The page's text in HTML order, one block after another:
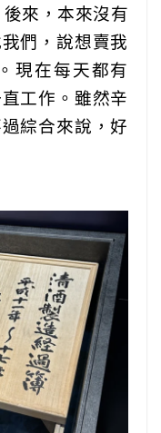
來，本來沒有
們，說想賣我
現在每天都有
工作。雖然辛
綜合來說，好